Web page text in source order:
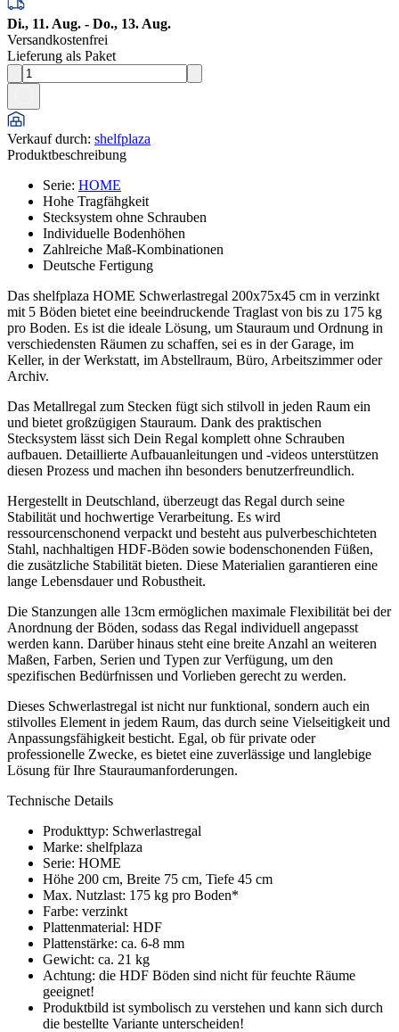
Di., 11. Aug. - Do., 13. Aug.
Versandkostenfrei
Lieferung als Paket
Verkauf durch: shelfplaza
Produktbeschreibung
Serie: HOME
Hohe Tragfähgkeit
Stecksystem ohne Schrauben
Individuelle Bodenhöhen
Zahlreiche Maß-Kombinationen
Deutsche Fertigung
Das shelfplaza HOME Schwerlastregal 200x75x45 cm in verzinkt
mit 5 Böden bietet eine beeindruckende Traglast von bis zu 175 kg
pro Boden. Es ist die ideale Lösung, um Stauraum und Ordnung in
verschiedensten Räumen zu schaffen, sei es in der Garage, im
Keller, in der Werkstatt, im Abstellraum, Büro, Arbeitszimmer oder
Archiv.
Das Metallregal zum Stecken fügt sich stilvoll in jeden Raum ein
und bietet großzügigen Stauraum. Dank des praktischen
Stecksystem lässt sich Dein Regal komplett ohne Schrauben
aufbauen. Detaillierte Aufbauanleitungen und -videos unterstützen
diesen Prozess und machen ihn besonders benutzerfreundlich.
Hergestellt in Deutschland, überzeugt das Regal durch seine
Stabilität und hochwertige Verarbeitung. Es wird
ressourcenschonend verpackt und besteht aus pulverbeschichteten
Stahl, nachhaltigen HDF-Böden sowie bodenschonenden Füßen,
die zusätzliche Stabilität bieten. Diese Materialien garantieren eine
lange Lebensdauer und Robustheit.
Die Stanzungen alle 13cm ermöglichen maximale Flexibilität bei der
Anordnung der Böden, sodass das Regal individuell angepasst
werden kann. Darüber hinaus steht eine breite Anzahl an weiteren
Maßen, Farben, Serien und Typen zur Verfügung, um den
spezifischen Bedürfnissen und Vorlieben gerecht zu werden.
Dieses Schwerlastregal ist nicht nur funktional, sondern auch ein
stilvolles Element in jedem Raum, das durch seine Vielseitigkeit und
Anpassungsfähigkeit besticht. Egal, ob für private oder
professionelle Zwecke, es bietet eine zuverlässige und langlebige
Lösung für Ihre Stauraumanforderungen.
Technische Details
Produkttyp: Schwerlastregal
Marke: shelfplaza
Serie: HOME
Höhe 200 cm, Breite 75 cm, Tiefe 45 cm
Max. Nutzlast: 175 kg pro Boden*
Farbe: verzinkt
Plattenmaterial: HDF
Plattenstärke: ca. 6-8 mm
Gewicht: ca. 21 kg
Achtung: die HDF Böden sind nicht für feuchte Räume
geeignet!
Produktbild ist symbolisch zu verstehen und kann sich durch
die bestellte Variante unterscheiden!